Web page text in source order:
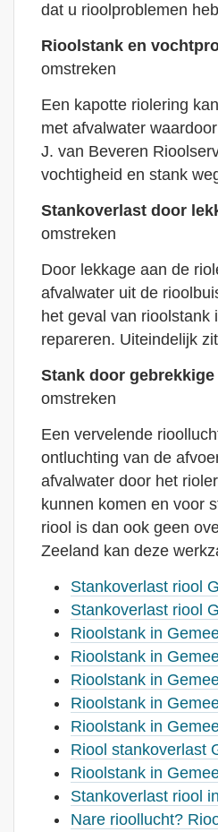
dat u rioolproblemen
Rioolstank en
omstreken
Een kapotte riolering
met afvalwater
J. van Beveren
vochtigheid en stank
Stankoverlast door
omstreken
Door lekkage aan de
afvalwater uit de
het geval van
repareren. Uiteindelijk
Stank door
omstreken
Een vervelende
ontluchting van de
afvalwater door het
kunnen komen en voor
riool is dan ook geen
Zeeland kan deze
Stankoverlast riool
Stankoverlast riool
Rioolstank in
Rioolstank in
Rioolstank in
Rioolstank in
Rioolstank in
Riool stankoverlast
Rioolstank in
Stankoverlast riool
Nare rioollucht?